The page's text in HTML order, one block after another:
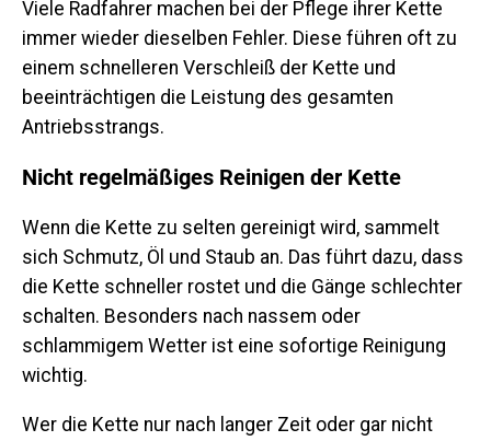
Viele Radfahrer machen bei der Pflege ihrer Kette
immer wieder dieselben Fehler. Diese führen oft zu
einem schnelleren Verschleiß der Kette und
beeinträchtigen die Leistung des gesamten
Antriebsstrangs.
Nicht regelmäßiges Reinigen der Kette
Wenn die Kette zu selten gereinigt wird, sammelt
sich Schmutz, Öl und Staub an. Das führt dazu, dass
die Kette schneller rostet und die Gänge schlechter
schalten. Besonders nach nassem oder
schlammigem Wetter ist eine sofortige Reinigung
wichtig.
Wer die Kette nur nach langer Zeit oder gar nicht